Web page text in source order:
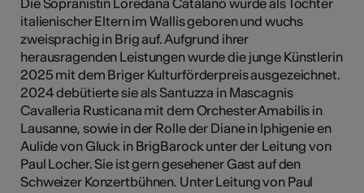
italienischer Eltern im Wallis geboren und wuchs
zweisprachig in Brig auf. Aufgrund ihrer
herausragenden Leistungen wurde die junge Künstlerin
2025 mit dem Briger Kulturförderpreis ausgezeichnet.
2024 debütierte sie als Santuzza in Mascagnis
Cavalleria Rusticana mit dem Orchester Amabilis in
Lausanne, sowie in der Rolle der Diane in Iphigenie en
Aulide von Gluck in BrigBarock unter der Leitung von
Paul Locher. Sie ist gern gesehener Gast auf den
Schweizer Konzertbühnen. Unter Leitung von Paul